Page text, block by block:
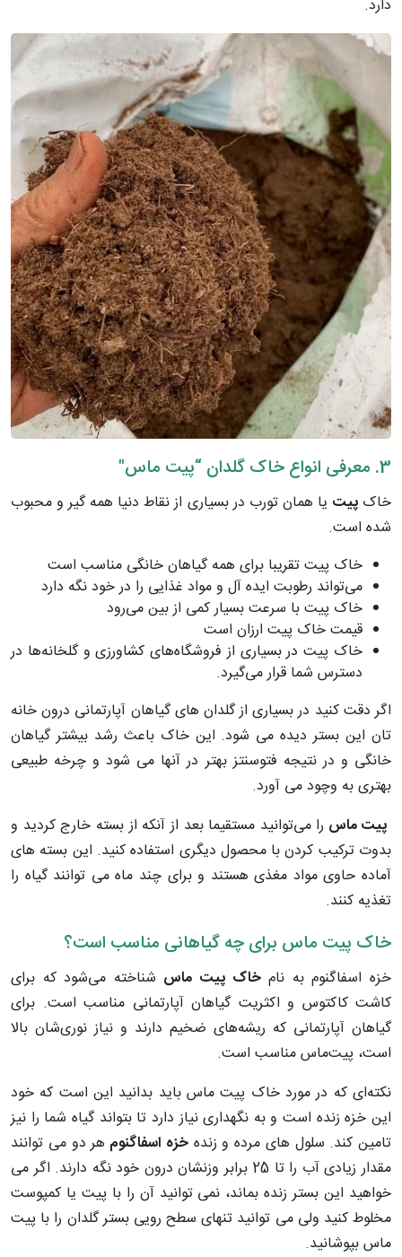
دارد.
3. معرفی انواع خاک گلدان “پیت ماس"
خاکپیت یا همان تورب در بسیاری از نقاط دنیا همه گیر و محبوب
شده است.
خاک پیت تقریبا برای همه گیاهان خانگی مناسب است
می‌تواند رطوبت ایده آل و مواد غذایی را در خود نگه دارد
خاک پیت با سرعت بسیار کمی از بین می‌رود
قیمت خاک پیت ارزان است
خاک پیت در بسیاری از فروشگاه‌های کشاورزی و گلخانه‌ها در
دسترس شما قرار می‌گیرد.
اگر دقت کنید در بسیاری از گلدان های گیاهان آپارتمانی درون خانه
تان این بستر دیده می شود. این خاک باعث رشد بیشتر گیاهان
خانگی و در نتیجه فتوسنتز بهتر در آنها می شود و چرخه طبیعی
بهتری به وچود می آورد.
پیت ماس را می‌توانید مستقیما بعد از آنکه از بسته خارج کردید و
بدوت ترکیب کردن با محصول دیگری استفاده کنید. این بسته های
آماده حاوی مواد مغذی هستند و برای چند ماه می توانند گیاه را
تغذیه کنند.
خاک پیت ماس برای چه گیاهانی مناسب است؟
خزه اسفاگنوم به نامخاک پیت ماس شناخته می‌شود که برای
کاشت کاکتوس و اکثریت گیاهان آپارتمانی مناسب است. برای
گیاهان آپارتمانی که ریشه‌های ضخیم دارند و نیاز نوری‌شان بالا
است، پیت‌ماس مناسب است.
نکته‌ای که در مورد خاک پیت ماس باید بدانید این است که خود
این خزه زنده است و به نگهداری نیاز دارد تا بتواند گیاه شما را نیز
تامین کند. سلول های مرده و زندهخزه اسفاگنوم هر دو می توانند
مقدار زیادی آب را تا 25 برابر وزنشان درون خود نگه دارند. اگر می
خواهید این بستر زنده بماند، نمی توانید آن را با پیت یا کمپوست
مخلوط کنید ولی می توانید تنهای سطح رویی بستر گلدان را با پیت
ماس بپوشانید.